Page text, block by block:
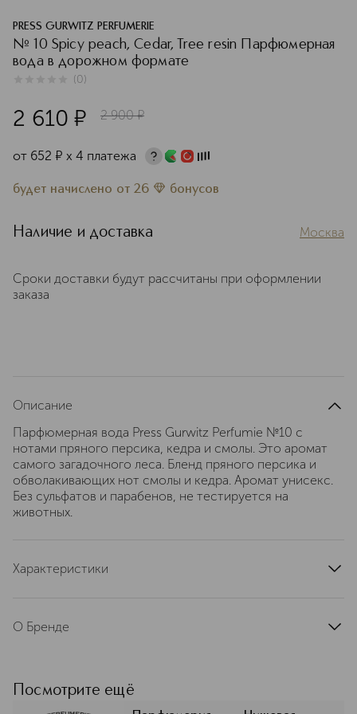
PRESS GURWITZ PERFUMERIE
№ 10 Spicy peach, Cedar, Tree resin Парфюмерная
вода в дорожном формате
(0)
2 610 ¤ 2 900 ¤
от 652 ¤ х 4 платежа
будет начислено от 26 бонусов
Наличие и доставка Москва
Сроки доставки будут рассчитаны при оформлении
заказа
Описание
Парфюмерная вода Press Gurwitz Perfumie №10 с
нотами пряного персика, кедра и смолы. Это аромат
самого загадочного леса. Бленд пряного персика и
обволакивающих нот смолы и кедра. Аромат унисекс.
Без сульфатов и парабенов, не тестируется на
животных.
Характеристики
артикул
О Бренде
парфюмерии, основанный в 2019
году. Компания создает уникальные
Посмотрите ещё